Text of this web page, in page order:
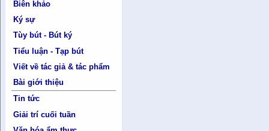
Biên khảo
Ký sự
Tùy bút - Bút ký
Tiểu luận - Tạp bút
Viết về tác giả & tác phẩm
Bài giới thiệu
Tin tức
Giải trí cuối tuần